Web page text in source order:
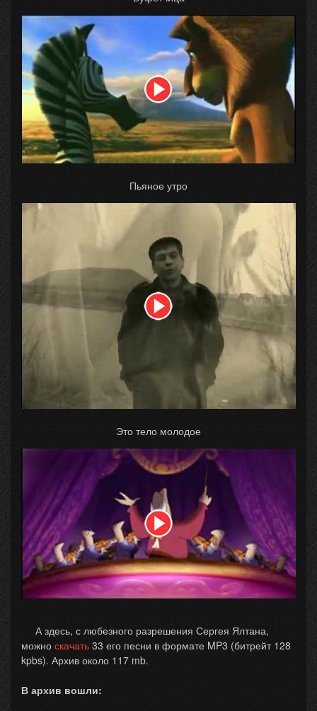
Пьяное утро
Это тело молодое
А здесь, с любезного разрешения Сергея Ялтана,
можно скачать 33 его песни в формате MP3 (битрейт 128
kpbs). Архив около 117 mb.
В архив вошли: